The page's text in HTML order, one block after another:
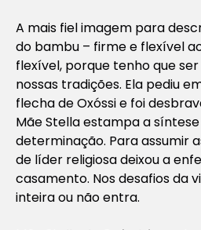
A mais fiel imagem para
do bambu – firme e flexível
flexível, porque tenho que
nossas tradições. Ela pediu
flecha de Oxóssi e foi
Mãe Stella estampa a
determinação. Para assumir
de líder religiosa deixou a
casamento. Nos desafios da
inteira ou não entra.